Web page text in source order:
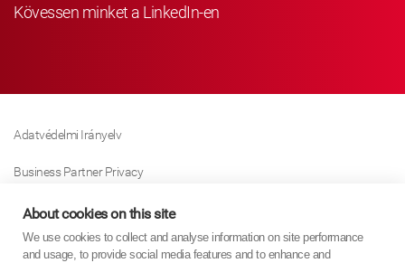
Kövessen minket a LinkedIn-en
Adatvédelmi Irányelv
Business Partner Privacy
Sütikre Vonatkozó Irányelv
Modern Slavery Act Policy
About cookies on this site
We use cookies to collect and analyse information on site performance
and usage, to provide social media features and to enhance and